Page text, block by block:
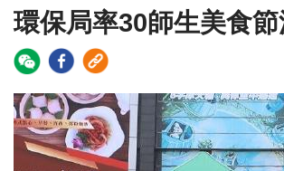
環保局率30師生美食